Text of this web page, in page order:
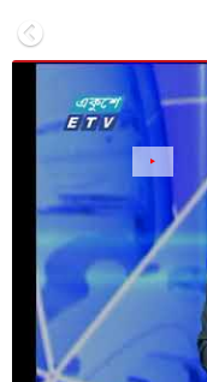
Previous